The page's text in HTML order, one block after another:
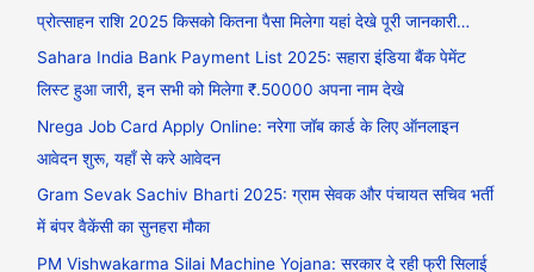
प्रोत्साहन राशि 2025 किसको कितना पैसा मिलेगा यहां देखे पूरी जानकारी…
Sahara India Bank Payment List 2025: सहारा इंडिया बैंक पेमेंट
लिस्ट हुआ जारी, इन सभी को मिलेगा ₹.50000 अपना नाम देखे
Nrega Job Card Apply Online: नरेगा जॉब कार्ड के लिए ऑनलाइन
आवेदन शुरू, यहाँ से करे आवेदन
Gram Sevak Sachiv Bharti 2025: ग्राम सेवक और पंचायत सचिव भर्ती
में बंपर वैकेंसी का सुनहरा मौका
PM Vishwakarma Silai Machine Yojana: सरकार दे रही फ्री सिलाई